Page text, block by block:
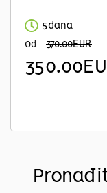
5dana
Od 370.00EUR